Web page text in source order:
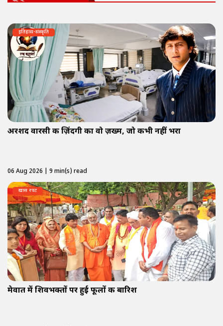
इतिहास-संस्कृति
अरशद वारसी की ज़िंदगी का वो ज़ख्म, जो कभी नहीं भरा
06 Aug 2026 | 9 min(s) read
ख़ास रपट
मेवात में शिवभक्तों पर हुई फूलों की बारिश